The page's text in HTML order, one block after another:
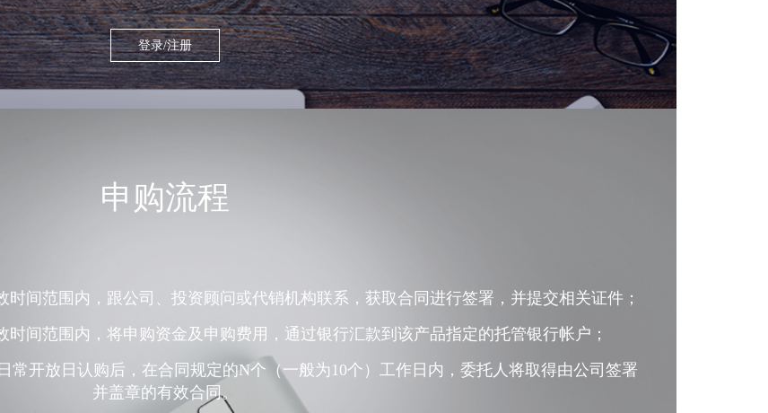
登录/注册
申购流程
间范围内，跟公司、投资顾问或代销机构联系，获取合同进行签署，并提交相关证件；
间范围内，将申购资金及申购费用，通过银行汇款到该产品指定的托管银行帐户；
常开放日认购后，在合同规定的N个（一般为10个）工作日内，委托人将取得由公司签署
并盖章的有效合同。